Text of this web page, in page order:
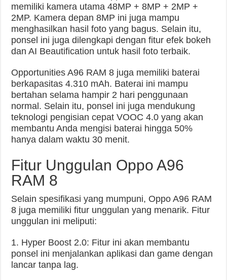
memiliki kamera utama 48MP + 8MP + 2MP +
2MP. Kamera depan 8MP ini juga mampu
menghasilkan hasil foto yang bagus. Selain itu,
ponsel ini juga dilengkapi dengan fitur efek bokeh
dan AI Beautification untuk hasil foto terbaik.
Opportunities A96 RAM 8 juga memiliki baterai
berkapasitas 4.310 mAh. Baterai ini mampu
bertahan selama hampir 2 hari penggunaan
normal. Selain itu, ponsel ini juga mendukung
teknologi pengisian cepat VOOC 4.0 yang akan
membantu Anda mengisi baterai hingga 50%
hanya dalam waktu 30 menit.
Fitur Unggulan Oppo A96
RAM 8
Selain spesifikasi yang mumpuni, Oppo A96 RAM
8 juga memiliki fitur unggulan yang menarik. Fitur
unggulan ini meliputi:
1. Hyper Boost 2.0: Fitur ini akan membantu
ponsel ini menjalankan aplikasi dan game dengan
lancar tanpa lag.